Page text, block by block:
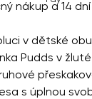
v dětské
Pudds v
s úplnou
nákup a 14